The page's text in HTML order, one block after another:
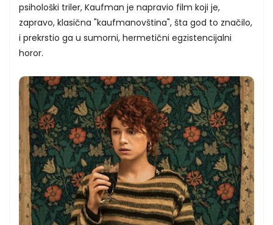
psihološki triler, Kaufman je napravio film koji je,
zapravo, klasična "kaufmanovština", šta god to značilo,
i prekrstio ga u sumorni, hermetični egzistencijalni
horor.